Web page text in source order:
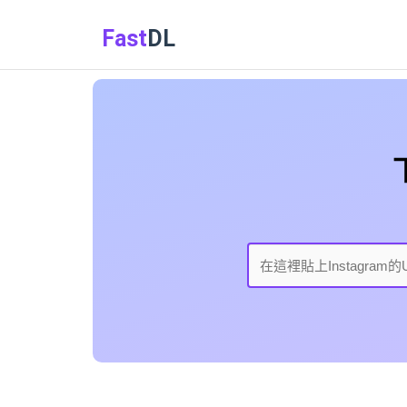
Fast DL